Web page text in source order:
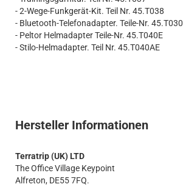
- 2-Wege-Funkgerät-Kit. Teil Nr. 45.T038
- Bluetooth-Telefonadapter. Teile-Nr. 45.T030
- Peltor Helmadapter Teile-Nr. 45.T040E
- Stilo-Helmadapter. Teil Nr. 45.T040AE
Hersteller Informationen
Terratrip (UK) LTD
The Office Village Keypoint
Alfreton, DE55 7FQ.